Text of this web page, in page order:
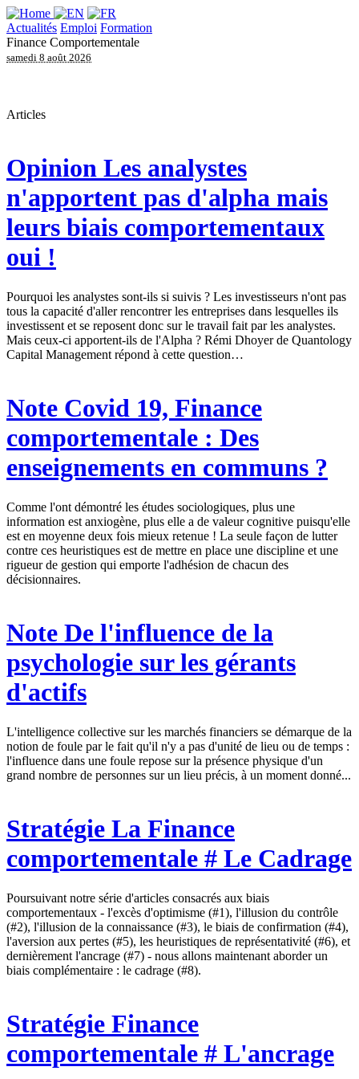
Actualités Emploi Formation
Finance Comportementale
samedi 8 août 2026
Articles
Opinion Les analystes
n'apportent pas d'alpha mais
leurs biais comportementaux
oui !
Pourquoi les analystes sont-ils si suivis ? Les investisseurs n'ont pas
tous la capacité d'aller rencontrer les entreprises dans lesquelles ils
investissent et se reposent donc sur le travail fait par les analystes.
Mais ceux-ci apportent-ils de l'Alpha ? Rémi Dhoyer de Quantology
Capital Management répond à cette question…
Note Covid 19, Finance
comportementale : Des
enseignements en communs ?
Comme l'ont démontré les études sociologiques, plus une
information est anxiogène, plus elle a de valeur cognitive puisqu'elle
est en moyenne deux fois mieux retenue ! La seule façon de lutter
contre ces heuristiques est de mettre en place une discipline et une
rigueur de gestion qui emporte l'adhésion de chacun des
décisionnaires.
Note De l'influence de la
psychologie sur les gérants
d'actifs
L'intelligence collective sur les marchés financiers se démarque de la
notion de foule par le fait qu'il n'y a pas d'unité de lieu ou de temps :
l'influence dans une foule repose sur la présence physique d'un
grand nombre de personnes sur un lieu précis, à un moment donné...
Stratégie La Finance
comportementale # Le Cadrage
Poursuivant notre série d'articles consacrés aux biais
comportementaux - l'excès d'optimisme (#1), l'illusion du contrôle
(#2), l'illusion de la connaissance (#3), le biais de confirmation (#4),
l'aversion aux pertes (#5), les heuristiques de représentativité (#6), et
dernièrement l'ancrage (#7) - nous allons maintenant aborder un
biais complémentaire : le cadrage (#8).
Stratégie Finance
comportementale # L'ancrage